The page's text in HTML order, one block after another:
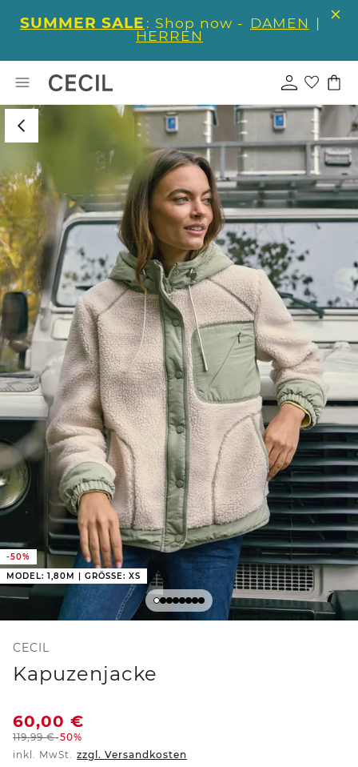
SUMMER SALE : Shop now - DAMEN |
HERREN
-50%
MODEL: 1,80M | GRÖSSE: XS
CECIL
Kapuzenjacke
60,00 €
119,99€-50%
inkl. MwSt. zzgl. Versandkosten